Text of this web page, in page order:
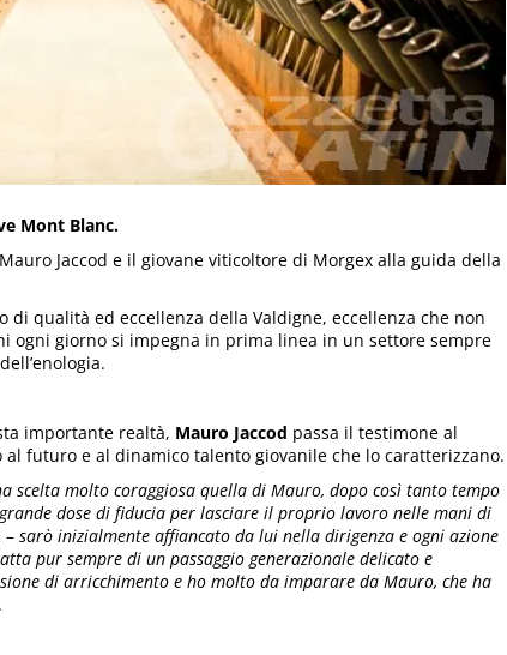
Mont Blanc.
Jaccod e il giovane viticoltore di Morgex alla guida della
di qualità ed eccellenza della Valdigne, eccellenza che non
ogni giorno si impegna in prima linea in un settore sempre
importante realtà, Mauro Jaccod passa il testimone al
al futuro e al dinamico talento giovanile che lo caratterizzano.
scelta molto coraggiosa quella di Mauro, dopo così tanto tempo
dose di fiducia per lasciare il proprio lavoro nelle mani di
– sarò inizialmente affiancato da lui nella dirigenza e ogni azione
pur sempre di un passaggio generazionale delicato e
di arricchimento e ho molto da imparare da Mauro, che ha